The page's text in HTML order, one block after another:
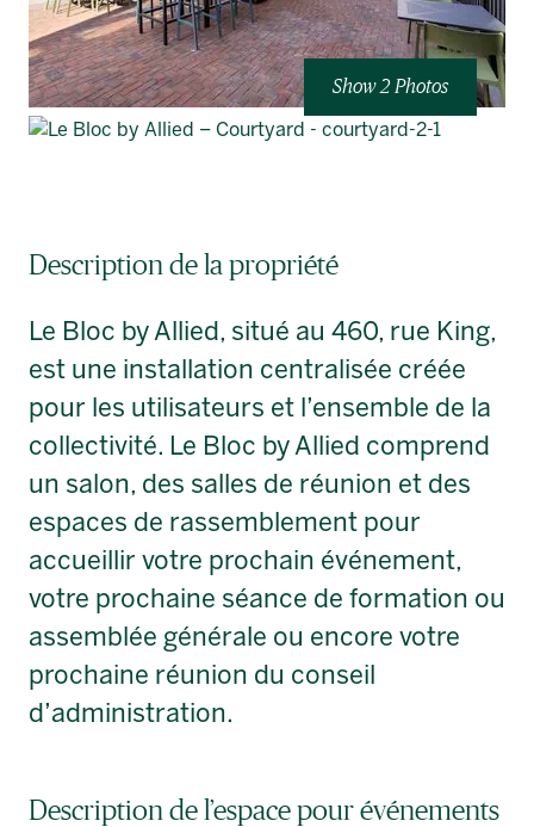
Show 2 Photos
Description de la propriété
Le Bloc by Allied, situé au 460, rue King,
est une installation centralisée créée
pour les utilisateurs et l’ensemble de la
collectivité. Le Bloc by Allied comprend
un salon, des salles de réunion et des
espaces de rassemblement pour
accueillir votre prochain événement,
votre prochaine séance de formation ou
assemblée générale ou encore votre
prochaine réunion du conseil
d’administration.
Description de l’espace pour événements